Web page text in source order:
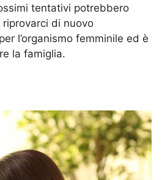
tentativi potrebbero
di nuovo
l’organismo femminile ed è
la famiglia.